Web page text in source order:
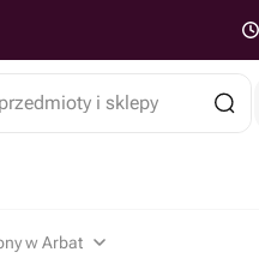
i sklepy
w Arbat